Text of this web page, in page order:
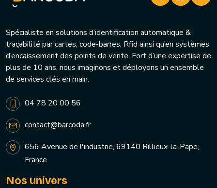
Spécialiste en solutions d’identification automatique &
traçabilité par cartes, code-barres, Rfid ainsi qu’en systèmes
d’encaissement des points de vente. Fort d’une expertise de
plus de 10 ans, nous imaginons et déployons un ensemble
de services clés en main.
04 78 20 00 56
contact@barcoda.fr
656 Avenue de l'industrie, 69140 Rillieux-la-Pape,
France
Nos univers